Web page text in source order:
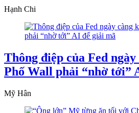
Hạnh Chi
Thông điệp của Fed
Phố Wall phải “nhờ tới”
Mỹ Hân